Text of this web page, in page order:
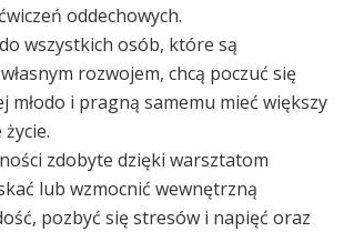
oddechowych.
wszystkich osób, które są
rozwojem, chcą poczuć się
młodo i pragną samemu mieć większy
życie.
zdobyte dzięki warsztatom
lub wzmocnić wewnętrzną
pozbyć się stresów i napięć oraz